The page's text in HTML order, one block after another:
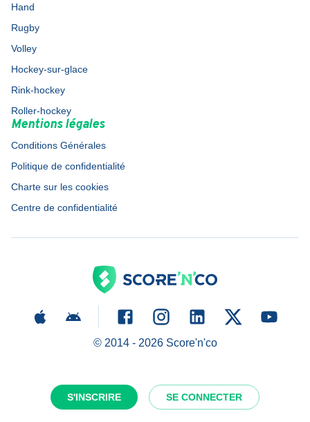
S'INSCRIRE SE CONNECTER
Hand
Rugby
Volley
Hockey-sur-glace
Rink-hockey
Roller-hockey
Mentions légales
Conditions Générales
Politique de confidentialité
Charte sur les cookies
Centre de confidentialité
© 2014 - 2026Score'n'co